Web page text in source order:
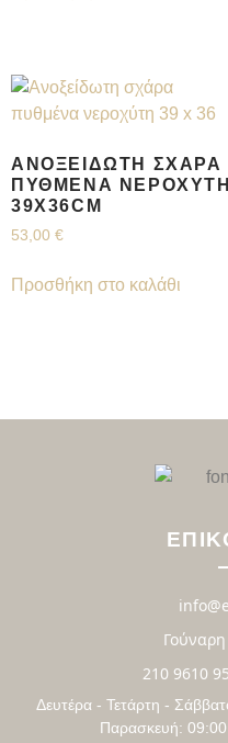
ΑΝΟΞΕΊΔΩΤΗ ΣΧΆΡΑ
ΠΥΘΜΈΝΑ ΝΕΡΟΧΎΤΗ
39X36CM
53,00 €
Προσθήκη στο καλάθι
210 9610
Δευτέρα - Τετάρτη -
Παρασκευή: